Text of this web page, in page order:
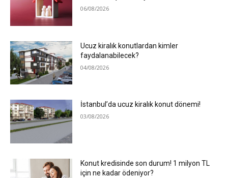
06/08/2026
Ucuz kiralık konutlardan kimler
faydalanabilecek?
04/08/2026
İstanbul’da ucuz kiralık konut dönemi!
03/08/2026
Konut kredisinde son durum! 1 milyon TL
için ne kadar ödeniyor?